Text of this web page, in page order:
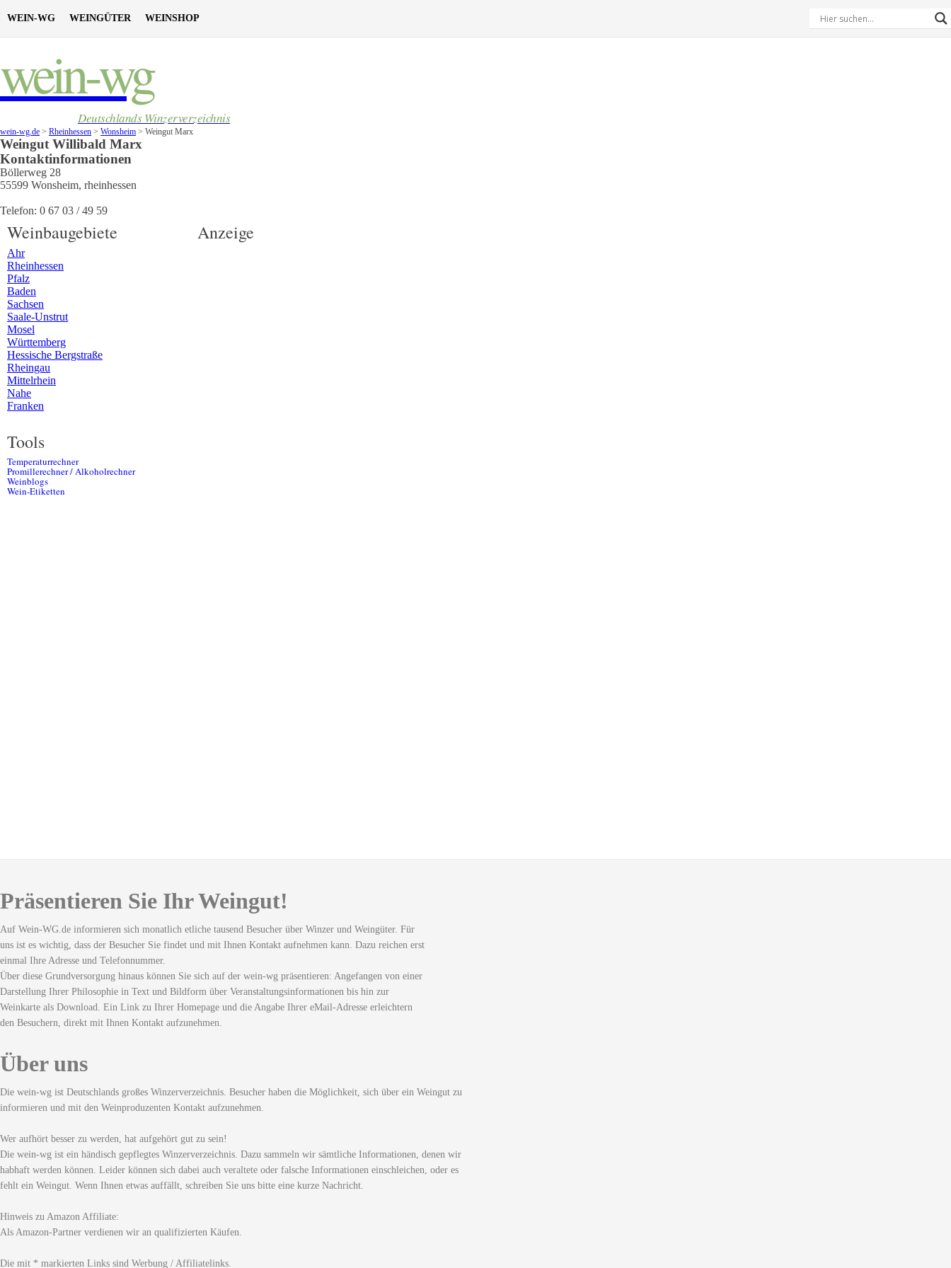
WEIN-WG WEINGÜTER WEINSHOP
wein-wg
Deutschlands Winzerverzeichnis
wein-wg.de > Rheinhessen > Wonsheim > Weingut Marx
Weingut Willibald Marx
Kontaktinformationen
Böllerweg 28
55599 Wonsheim, rheinhessen
Telefon: 0 67 03 / 49 59
Weinbaugebiete
Ahr
Rheinhessen
Pfalz
Baden
Sachsen
Saale-Unstrut
Mosel
Württemberg
Hessische Bergstraße
Rheingau
Mittelrhein
Nahe
Franken
Tools
Temperaturrechner
Promillerechner / Alkoholrechner
Weinblogs
Wein-Etiketten
Anzeige
Präsentieren Sie Ihr Weingut!
Auf Wein-WG.de informieren sich monatlich etliche tausend Besucher über Winzer und Weingüter. Für
uns ist es wichtig, dass der Besucher Sie findet und mit Ihnen Kontakt aufnehmen kann. Dazu reichen erst
einmal Ihre Adresse und Telefonnummer.
Über diese Grundversorgung hinaus können Sie sich auf der wein-wg präsentieren: Angefangen von einer
Darstellung Ihrer Philosophie in Text und Bildform über Veranstaltungsinformationen bis hin zur
Weinkarte als Download. Ein Link zu Ihrer Homepage und die Angabe Ihrer eMail-Adresse erleichtern
den Besuchern, direkt mit Ihnen Kontakt aufzunehmen.
Über uns
Die wein-wg ist Deutschlands großes Winzerverzeichnis. Besucher haben die Möglichkeit, sich über ein Weingut zu
informieren und mit den Weinproduzenten Kontakt aufzunehmen.
Wer aufhört besser zu werden, hat aufgehört gut zu sein!
Die wein-wg ist ein händisch gepflegtes Winzerverzeichnis. Dazu sammeln wir sämtliche Informationen, denen wir
habhaft werden können. Leider können sich dabei auch veraltete oder falsche Informationen einschleichen, oder es
fehlt ein Weingut. Wenn Ihnen etwas auffällt, schreiben Sie uns bitte eine kurze Nachricht.
Hinweis zu Amazon Affiliate:
Als Amazon-Partner verdienen wir an qualifizierten Käufen.
Die mit * markierten Links sind Werbung / Affiliatelinks.